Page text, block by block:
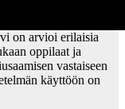
on arvioi erilaisia
oppilaat ja
vastaiseen
käyttöön on